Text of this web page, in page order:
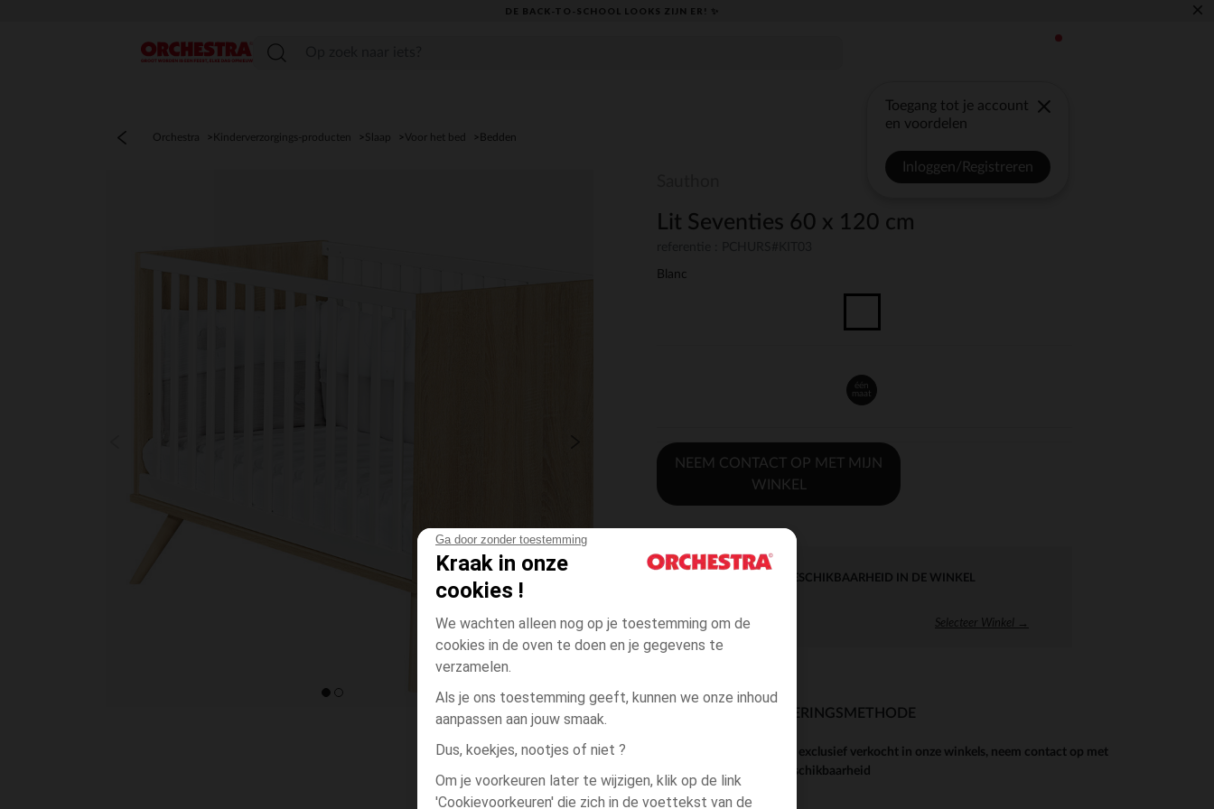
Ga door zonder toestemming
Kraak in onze
cookies !
We wachten alleen nog op je toestemming om de
cookies in de oven te doen en je gegevens te
verzamelen.
Als je ons toestemming geeft, kunnen we onze inhoud
aanpassen aan jouw smaak.
Dus, koekjes, nootjes of niet ?
Om je voorkeuren later te wijzigen, klik op de link
'Cookievoorkeuren' die zich in de voettekst van de
DE BACK-TO-SCHOOL LOOKS ZIJN ER! ✨ ×
menu
Toegang tot je account
en voordelen
Inloggen/Registreren
Orchestra Kinderverzorgings-producten Slaap Voor het bed Bedden
Lit Seventies 60 x 120 cm
Blanc
één
maat
NEEM CONTACT OP MET MIJN
WINKEL
DIRECTE BESCHIKBAARHEID IN DE WINKEL
Selecteer Winkel →
BESCHIKBAARE LEVERINGSMETHODE
dit product wordt exclusief verkocht in onze winkels, neem contact op met
ke winkel voor beschikbaarheid